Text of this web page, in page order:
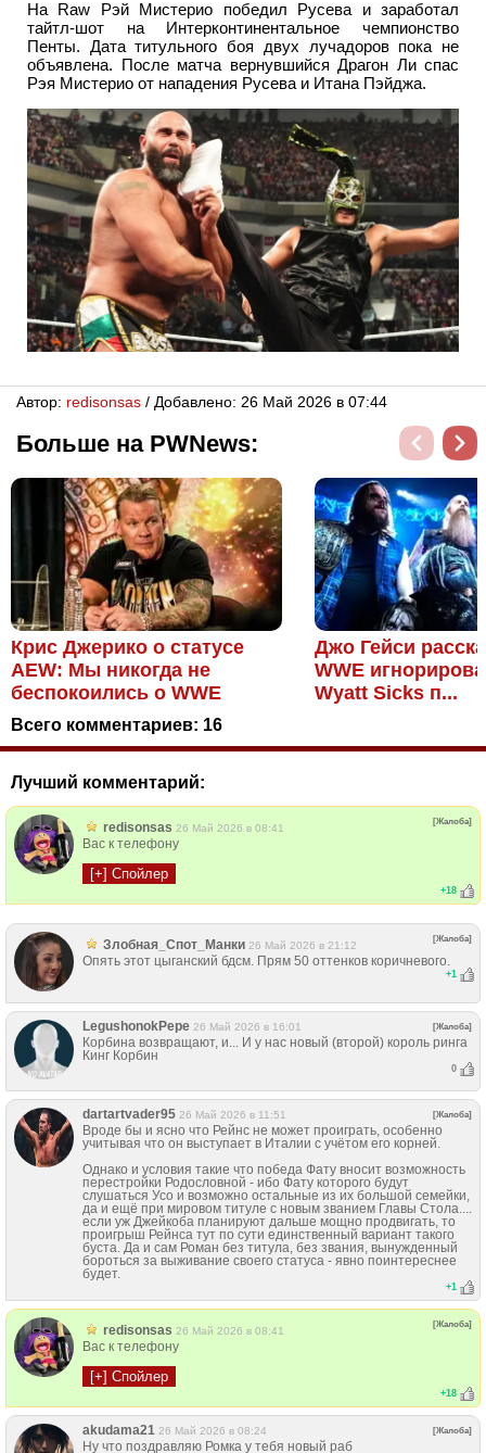
На Raw Рэй Мистерио победил Русева и заработал
тайтл-шот на Интерконтинентальное чемпионство
Пенты. Дата титульного боя двух лучадоров пока не
объявлена. После матча вернувшийся Драгон Ли спас
Рэя Мистерио от нападения Русева и Итана Пэйджа.
Автор: redisonsas / Добавлено: 26 Май 2026 в 07:44
Больше на PWNews:
Крис Джерико о статусе
AEW: Мы никогда не
беспокоились о WWE
Джо Гейси
WWE
Wyatt Sicks п...
Всего комментариев: 16
Лучший комментарий:
redisonsas 26 Май 2026 в 08:41
[Жалоба]
Вас к телефону
+18
Злобная_Спот_Манки 26 Май 2026 в 21:12
[Жалоба]
Опять этот цыганский бдсм. Прям 50 оттенков коричневого.
+1
LegushonokPepe 26 Май 2026 в 16:01 [Жалоба]
Корбина возвращают, и... И у нас новый (второй) король ринга
Кинг Корбин
0
dartartvader95 26 Май 2026 в 11:51 [Жалоба]
Вроде бы и ясно что Рейнс не может проиграть, особенно
учитывая что он выступает в Италии с учётом его корней.
Однако и условия такие что победа Фату вносит возможность
перестройки Родословной - ибо Фату которого будут
слушаться Усо и возможно остальные из их большой семейки,
да и ещё при мировом титуле с новым званием Главы Стола....
если уж Джейкоба планируют дальше мощно продвигать, то
проигрыш Рейнса тут по сути единственный вариант такого
буста. Да и сам Роман без титула, без звания, вынужденный
бороться за выживание своего статуса - явно поинтереснее
будет.
+1
redisonsas 26 Май 2026 в 08:41
[Жалоба]
Вас к телефону
+18
akudama21 26 Май 2026 в 08:24 [Жалоба]
Ну что поздравляю Ромка у тебя новый раб